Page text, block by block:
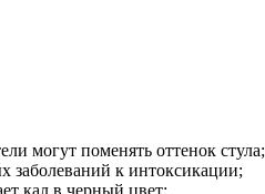
могут поменять оттенок стула;
заболеваний к интоксикации;
кал в черный цвет;